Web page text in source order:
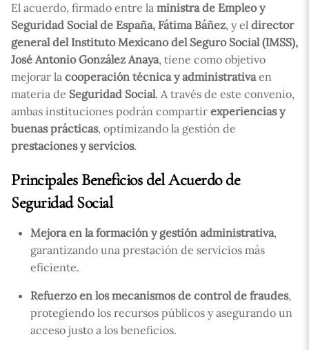
El acuerdo, firmado entre la ministra de Empleo y
Seguridad Social de España, Fátima Báñez, y el director
general del Instituto Mexicano del Seguro Social (IMSS),
José Antonio González Anaya, tiene como objetivo
mejorar la cooperación técnica y administrativaen
materia de Seguridad Social. A través de este convenio,
ambas instituciones podrán compartir experiencias y
buenas prácticas, optimizando la gestión de
prestaciones y servicios.
Principales Beneficios del Acuerdo de
Seguridad Social
Mejora en la formación y gestión administrativa,
garantizando una prestación de servicios más
eficiente.
Refuerzo en los mecanismos de control de fraudes,
protegiendo los recursos públicos y asegurando un
acceso justo a los beneficios.